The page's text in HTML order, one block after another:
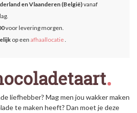
en Vlaanderen (België)vanaf
voor levering morgen.
op een afhaallocatie.
liefhebber? Mag men jou wakker maken
te maken heeft? Dan moet je deze